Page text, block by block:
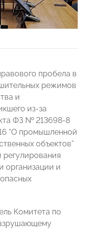
пробела в
режимов
и
из-за
ФЗ № 213698-8
“О промышленной
объектов”
регулирования
организации и
Комитета по